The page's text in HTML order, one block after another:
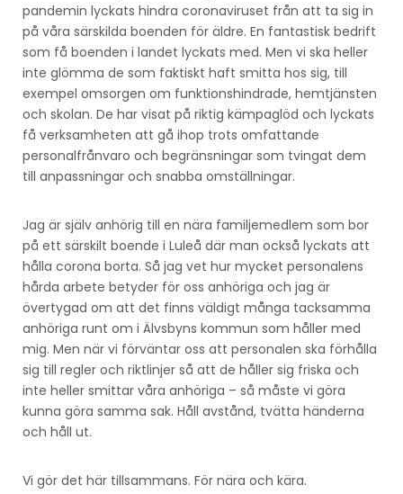
pandemin lyckats hindra coronaviruset från att ta sig in
på våra särskilda boenden för äldre. En fantastisk bedrift
som få boenden i landet lyckats med. Men vi ska heller
inte glömma de som faktiskt haft smitta hos sig, till
exempel omsorgen om funktionshindrade, hemtjänsten
och skolan. De har visat på riktig kämpaglöd och lyckats
få verksamheten att gå ihop trots omfattande
personalfrånvaro och begränsningar som tvingat dem
till anpassningar och snabba omställningar.
Jag är själv anhörig till en nära familjemedlem som bor
på ett särskilt boende i Luleå där man också lyckats att
hålla corona borta. Så jag vet hur mycket personalens
hårda arbete betyder för oss anhöriga och jag är
övertygad om att det finns väldigt många tacksamma
anhöriga runt om i Älvsbyns kommun som håller med
mig. Men när vi förväntar oss att personalen ska förhålla
sig till regler och riktlinjer så att de håller sig friska och
inte heller smittar våra anhöriga – så måste vi göra
kunna göra samma sak. Håll avstånd, tvätta händerna
och håll ut.
Vi gör det här tillsammans. För nära och kära.